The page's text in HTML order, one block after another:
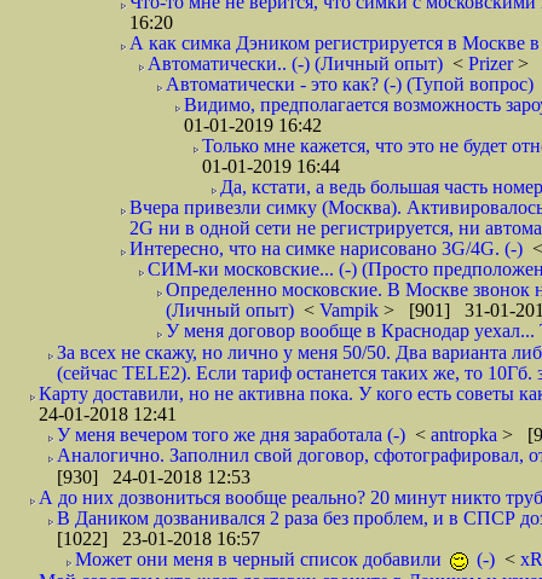
16:20
А как симка Дэником регистрируется в Москве
Автоматически.. (-) (Личный опыт) < Prizer>
Автоматически - это как? (-) (Тупой вопрос)
Видимо, предполагается возможность
01-01-2019 16:42
Только мне кажется, что это не будет
01-01-2019 16:44
Да, кстати, а ведь большая часть
Вчера привезли симку (Москва).
2G ни в одной сети не регистрируется, ни
Интересно, что на симке нарисовано 3G/4G. (-)
СИМ-ки московские... (-) (Просто
Определенно московские. В Москве звонок
(Личный опыт) < Vampik > [901] 31-01-
У меня договор вообще в Краснодар
За всех не скажу, но лично у меня 50/50. Два варианта
(сейчас TELE2). Если тариф останется таких же, то
Карту доставили, но не активна пока. У кого есть советы
24-01-2018 12:41
У меня вечером того же дня заработала (-) < antropka >
Аналогично. Заполнил свой договор,
[930] 24-01-2018 12:53
А до них дозвониться вообще реально? 20 минут никто
В Даником дозванивался 2 раза без проблем, и в СПСР
[1022] 23-01-2018 16:57
Может они меня в черный список добавили
(-) <